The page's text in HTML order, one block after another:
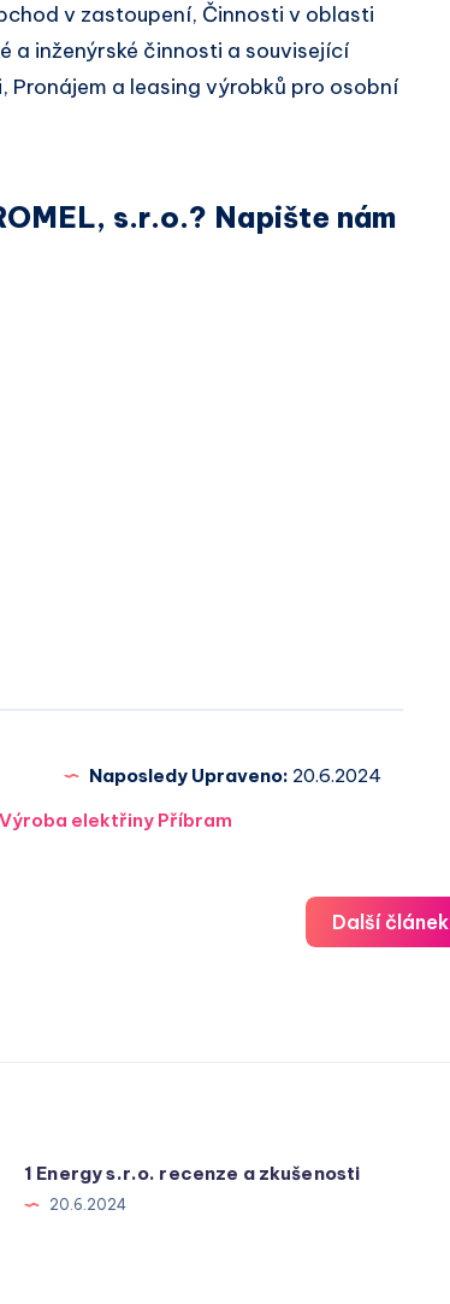
v zastoupení, Činnosti v oblasti
inženýrské činnosti a související
a leasing výrobků pro osobní
s.r.o.? Napište nám
Naposledy Upraveno: 20.6.2024
Výroba elektřiny Příbram
Další článek
1 Energy s.r.o. recenze a zkušenosti
20.6.2024